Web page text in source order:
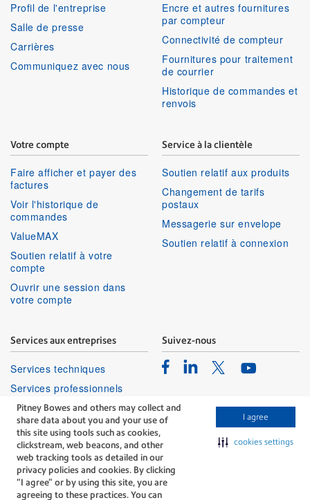
Pitney Bowes and others may collect and
share data about you and your use of
this site using tools such as cookies,
clickstream, web beacons, and other
web tracking tools as detailed in our
privacy policies and cookies. By clicking
“I agree” or by using this site, you are
agreeing to these practices. You can
I agree
cookies settings
Profil de l'entreprise
Salle de presse
Carrières
Communiquez avec nous
Encre et autres fournitures
par compteur
Connectivité de compteur
Fournitures pour traitement
de courrier
Historique de commandes et
renvois
Votre compte
Faire afficher et payer des
factures
Voir l'historique de
commandes
ValueMAX
Soutien relatif à votre
compte
Ouvrir une session dans
votre compte
Service à la clientèle
Soutien relatif aux produits
Changement de tarifs
postaux
Messagerie sur envelope
Soutien relatif à connexion
Services aux entreprises
Services techniques
Services professionnels
Suivez-nous
FacebookLinkedinTwitterYoutube
The technology behind
every important delivery.